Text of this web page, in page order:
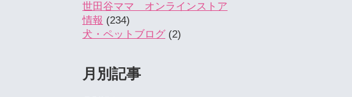
世田谷ママ オンラインストア
情報 (234)
犬・ペットブログ (2)
月別記事